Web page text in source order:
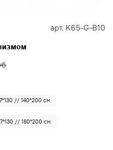
арт. K65-G-B10
// 140*200 см
// 180*200 см